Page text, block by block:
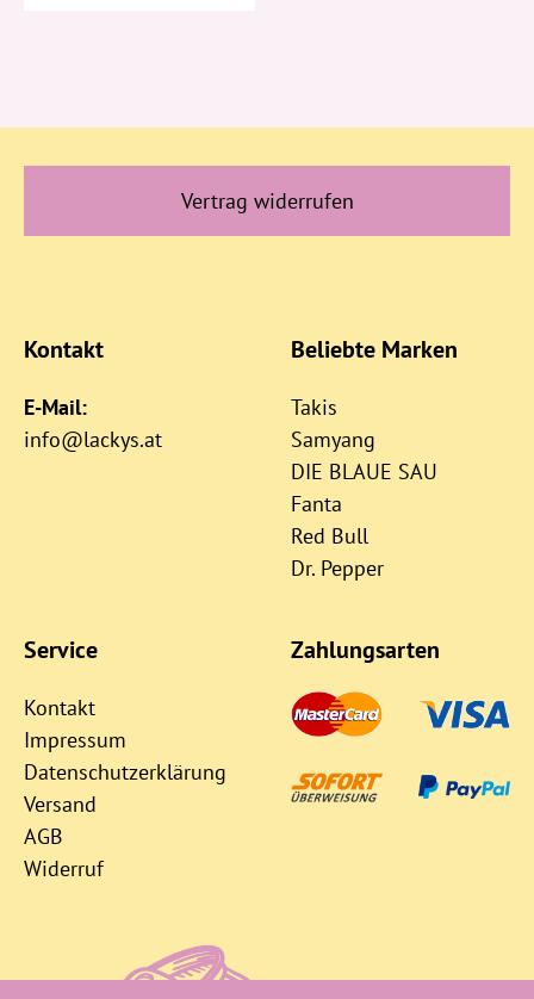
Vertrag widerrufen
Kontakt
E-Mail:
info@lackys.at
Beliebte Marken
Takis
Samyang
DIE BLAUE SAU
Fanta
Red Bull
Dr. Pepper
Service
Kontakt
Impressum
Datenschutzerklärung
Versand
AGB
Widerruf
Zahlungsarten